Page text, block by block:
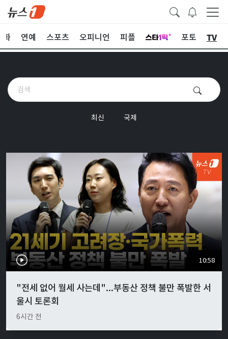
화 연예 스포츠 오피니언 피플 포토 TV
최신 국제
10:58
"전세 없어 월세 사는데"...부동산 정책 불만 폭발한 서
울시 토론회
6시간 전